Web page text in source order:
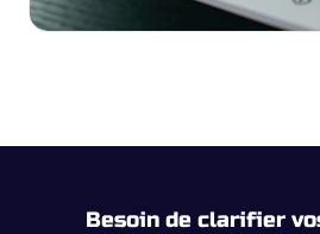
Besoin de clarifier